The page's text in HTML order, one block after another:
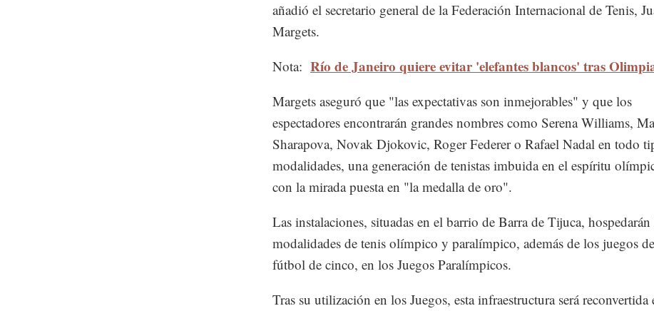
añadió el secretario general de la Federación Internacional de Tenis,
Margets.
Nota: Río de Janeiro quiere evitar 'elefantes blancos' tras
Margets aseguró que "las expectativas son inmejorables" y que los
espectadores encontrarán grandes nombres como Serena Williams,
Sharapova, Novak Djokovic, Roger Federer o Rafael Nadal en todo
modalidades, una generación de tenistas imbuida en el espíritu
con la mirada puesta en "la medalla de oro".
Las instalaciones, situadas en el barrio de Barra de Tijuca, hospedarán
modalidades de tenis olímpico y paralímpico, además de los juegos de
fútbol de cinco, en los Juegos Paralímpicos.
Tras su utilización en los Juegos, esta infraestructura será reconvertida